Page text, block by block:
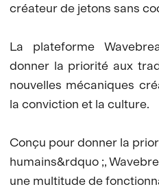
créateur de jetons sans
La plateforme
donner la priorité aux
nouvelles mécaniques
la conviction et la culture.
Conçu pour donner la
humains&rdquo ;,
une multitude de